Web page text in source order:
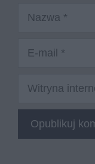
Witryna
internetowa